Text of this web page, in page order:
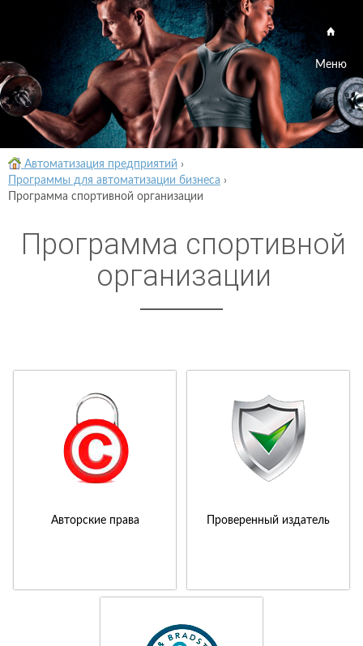
Меню
Автоматизация предприятий ›
Программы для автоматизации бизнеса ›
Программа спортивной организации
Программа спортивной
организации
Авторские права Проверенный издатель